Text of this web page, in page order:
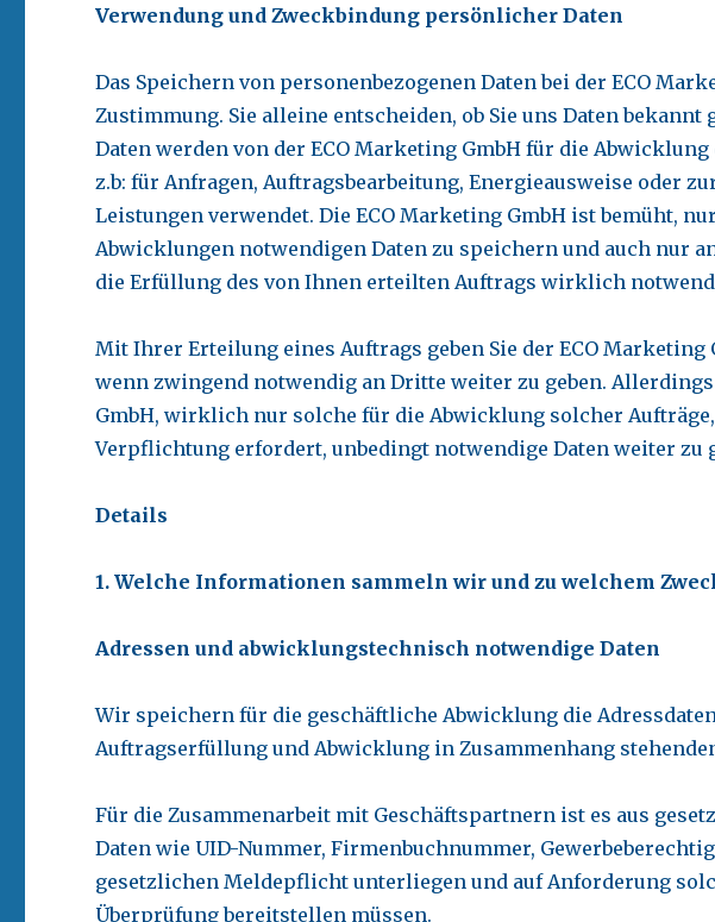
Verwendung und Zweckbindung persönlicher Daten
Das Speichern von personenbezogenen Daten bei der ECO
Zustimmung. Sie alleine entscheiden, ob Sie uns Daten bekannt
Daten werden von der ECO Marketing GmbH für die
z.b: für Anfragen, Auftragsbearbeitung, Energieausweise oder
Leistungen verwendet. Die ECO Marketing GmbH ist bemüht,
Abwicklungen notwendigen Daten zu speichern und auch nur
die Erfüllung des von Ihnen erteilten Auftrags wirklich
Mit Ihrer Erteilung eines Auftrags geben Sie der ECO Marketing
wenn zwingend notwendig an Dritte weiter zu geben.
GmbH, wirklich nur solche für die Abwicklung solcher
Verpflichtung erfordert, unbedingt notwendige Daten weiter zu
Details
1. Welche Informationen sammeln wir und zu welchem
Adressen und abwicklungstechnisch notwendige Daten
Wir speichern für die geschäftliche Abwicklung die
Auftragserfüllung und Abwicklung in Zusammenhang
Für die Zusammenarbeit mit Geschäftspartnern ist es aus
Daten wie UID-Nummer, Firmenbuchnummer,
gesetzlichen Meldepflicht unterliegen und auf Anforderung
Überprüfung bereitstellen müssen.